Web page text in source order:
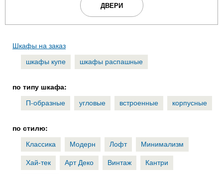
ДВЕРИ
Шкафы на заказ
шкафы купе
шкафы распашные
по типу шкафа:
П-образные
угловые встроенные корпусные
по стилю:
Классика
Модерн Лофт
Минимализм
Хай-тек
Арт Деко Винтаж
Кантри